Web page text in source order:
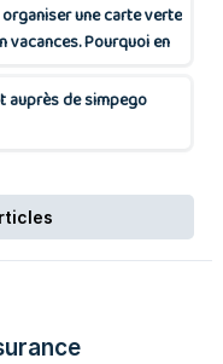
organiser une carte verte
vacances. Pourquoi en
auprès de simpego